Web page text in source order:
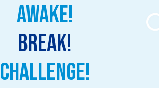
AWAKE!
BREAK!
CHALLENGE!